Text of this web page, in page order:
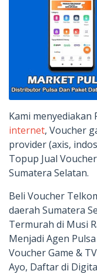
Kami menyediakan
internet, Voucher
provider (axis,
Topup Jual
Sumatera Selatan.
Beli Voucher
daerah Sumatera
Termurah di Musi
Menjadi Agen
Voucher Game &
Ayo, Daftar di